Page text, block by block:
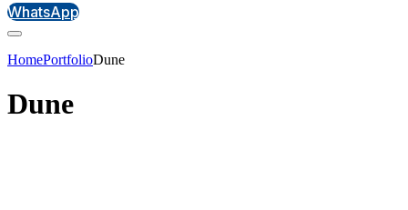
WhatsApp
HomePortfolioDune
Dune